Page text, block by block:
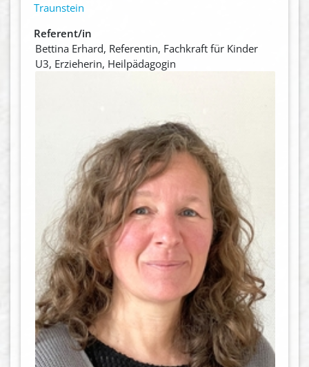
Traunstein
Referent/in
Bettina Erhard, Referentin, Fachkraft für Kinder
U3, Erzieherin, Heilpädagogin